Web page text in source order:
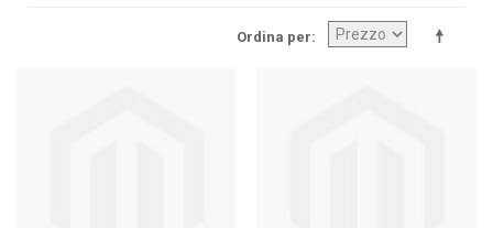
Ordina per